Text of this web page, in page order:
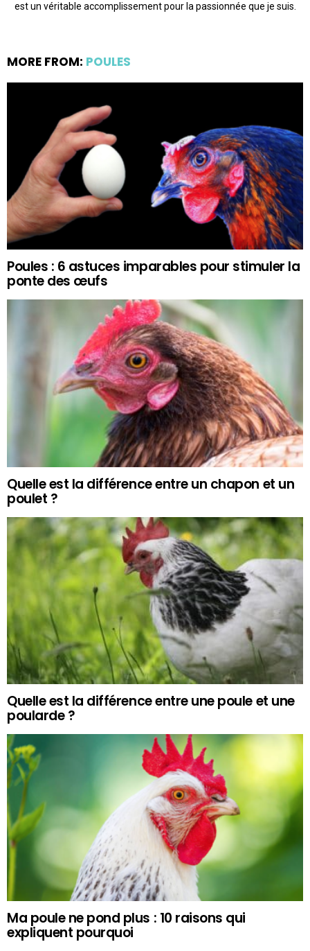
est un véritable accomplissement pour la passionnée que je suis.
MORE FROM: POULES
Poules : 6 astuces imparables pour stimuler la
ponte des œufs
Quelle est la différence entre un chapon et un
poulet ?
Quelle est la différence entre une poule et une
poularde ?
Ma poule ne pond plus : 10 raisons qui
expliquent pourquoi